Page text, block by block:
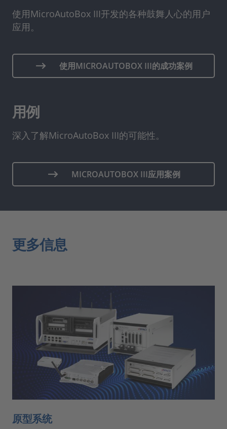
使用MicroAutoBox III开发的各种鼓舞人心的用户
应用。
使用MICROAUTOBOX III的成功案例
用例
深入了解MicroAutoBox III的可能性。
MICROAUTOBOX III应用案例
更多信息
原型系统